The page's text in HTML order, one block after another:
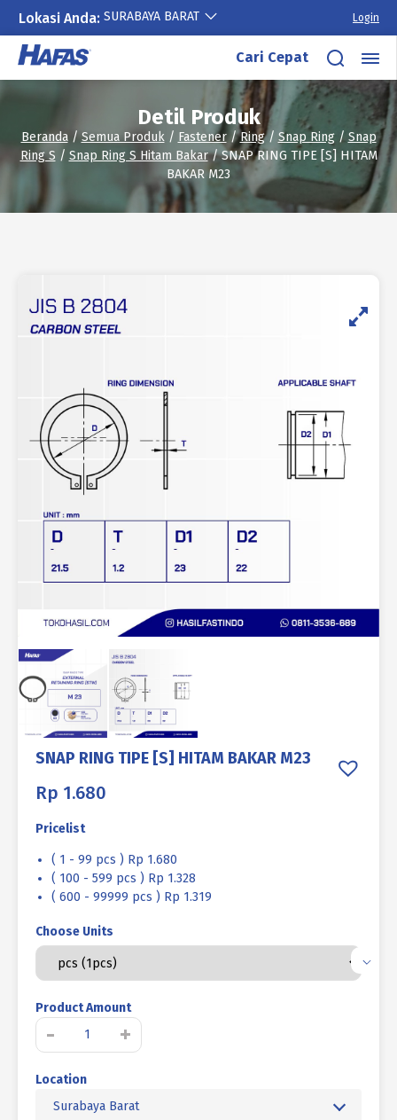
Lokasi Anda: SURABAYA BARAT Login
Lewati
konten
Cari Cepat
Detil Produk
Beranda/Semua Produk/ Fastener/Ring/ Snap Ring/ Snap
Ring S / Snap Ring S Hitam Bakar/ SNAP RING TIPE [S] HITAM
BAKAR M23
SNAP RING TIPE [S] HITAM BAKAR M23
Rp 1.680
Pricelist
( 1 - 99 pcs ) Rp 1.680
( 100 - 599 pcs ) Rp 1.328
( 600 - 99999 pcs ) Rp 1.319
Choose Units
Product Amount
-
Kuantitas
TIPE
[S]
+
Location
Surabaya Barat